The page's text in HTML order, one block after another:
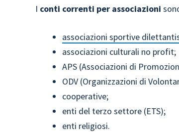
I conti correnti per associazioni
associazioni sportive
associazioni culturali no profit;
APS (Associazioni di
ODV (Organizzazioni di
cooperative;
enti del terzo settore (ETS);
enti religiosi.